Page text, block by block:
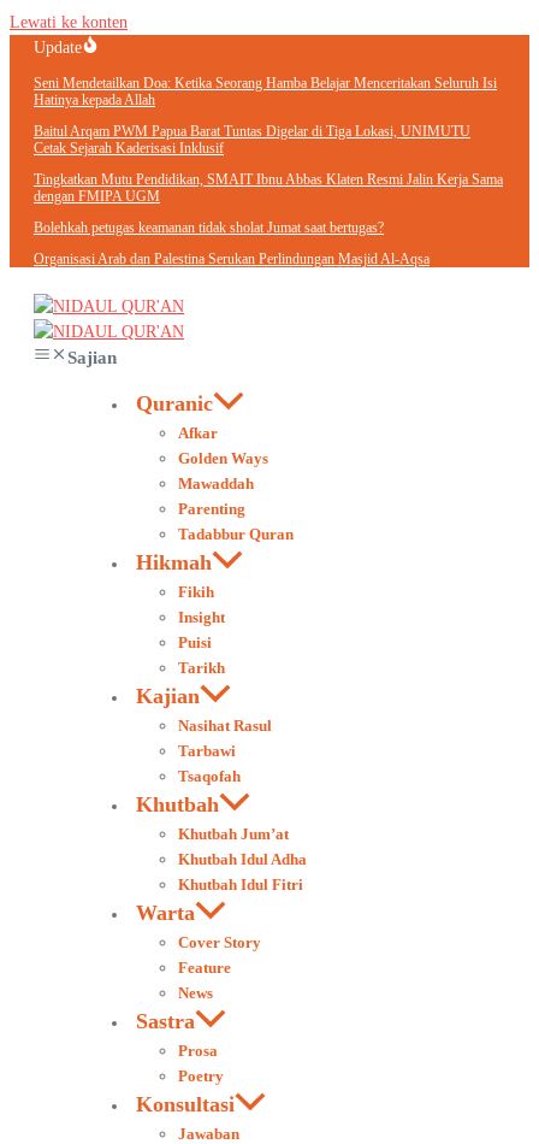
Lewati ke konten
Update
Seni Mendetailkan Doa: Ketika Seorang Hamba Belajar Menceritakan Seluruh Isi
Hatinya kepada Allah
Baitul Arqam PWM Papua Barat Tuntas Digelar di Tiga Lokasi, UNIMUTU
Cetak Sejarah Kaderisasi Inklusif
Tingkatkan Mutu Pendidikan, SMAIT Ibnu Abbas Klaten Resmi Jalin Kerja Sama
dengan FMIPA UGM
Bolehkah petugas keamanan tidak sholat Jumat saat bertugas?
Organisasi Arab dan Palestina Serukan Perlindungan Masjid Al-Aqsa
Sajian
Quranic
Afkar
Golden Ways
Mawaddah
Parenting
Tadabbur Quran
Hikmah
Fikih
Insight
Puisi
Tarikh
Kajian
Nasihat Rasul
Tarbawi
Tsaqofah
Khutbah
Khutbah Jum’at
Khutbah Idul Adha
Khutbah Idul Fitri
Warta
Cover Story
Feature
News
Sastra
Prosa
Poetry
Konsultasi
Jawaban